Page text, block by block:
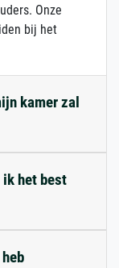
Onze
bij het
kamer zal
het best